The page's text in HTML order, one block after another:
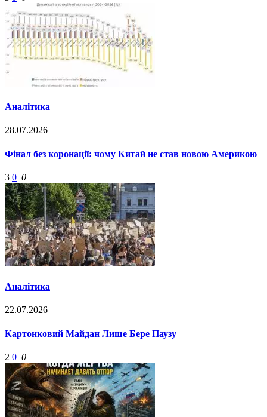
Аналітика
28.07.2026
Фінал без коронації: чому Китай не став новою Америкою
3 0 0
Аналітика
22.07.2026
Картонковий Майдан Лише Бере Паузу
2 0 0